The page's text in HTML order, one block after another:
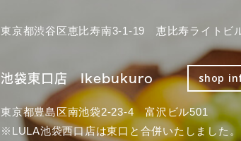
東京都渋谷区恵比寿南3-1-19 恵比寿ライトビ
池袋東口店 Ikebukuro shop
東京都豊島区南池袋2-23-4 富沢ビル501
※LULA池袋西口店は東口と合併いたしました。